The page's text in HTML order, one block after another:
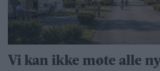
Vi kan ikke møte alle